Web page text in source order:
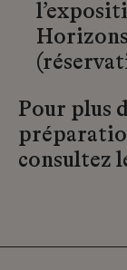
Pour plus
consultez